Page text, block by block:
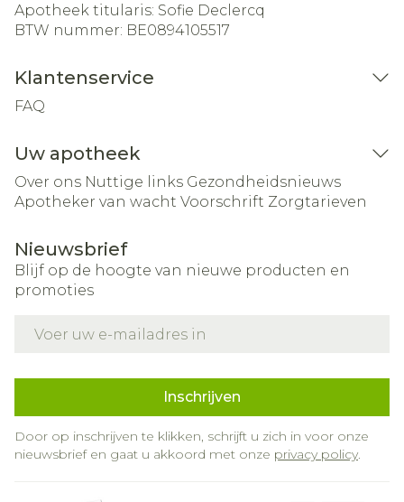
Apotheek titularis: Sofie Declercq
BTW nummer: BE0894105517
Klantenservice
FAQ
Uw apotheek
Over ons Nuttige links Gezondheidsnieuws
Apotheker van wacht Voorschrift Zorgtarieven
Nieuwsbrief
Blijf op de hoogte van nieuwe producten en
promoties
Inschrijven
Door op inschrijven te klikken, schrijft u zich in voor onze
nieuwsbrief en gaat u akkoord met onze privacy policy.